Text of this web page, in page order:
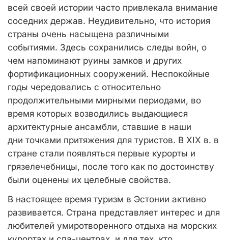
всей своей истории часто привлекала внимание
соседних держав. Неудивительно, что история
страны очень насыщена различными
событиями. Здесь сохранились следы войн, о
чем напоминают руины замков и других
фортификационных сооружений. Неспокойные
годы чередовались с относительно
продолжительными мирными периодами, во
время которых возводились выдающиеся
архитектурные ансамбли, ставшие в наши
дни точками притяжения для туристов. В XIX в. в
стране стали появляться первые курорты и
грязелечебницы, после того как по достоинству
были оценены их целебные свойства.
В настоящее время туризм в Эстонии активно
развивается. Страна представляет интерес и для
любителей умиротворенного отдыха на морских